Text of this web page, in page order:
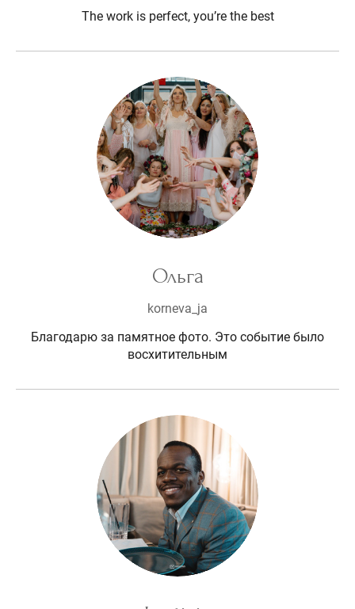
The work is perfect, you’re the best
Ольга
korneva_ja
Благодарю за памятное фото. Это событие было
восхитительным